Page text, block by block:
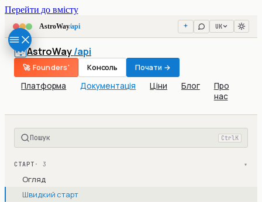
Перейти до вмісту
AstroWay/api UK
AstroWay/api
Платформа Документація Ціни Блог
Про
нас
🚀 Founders' Консоль Почати →
Пошук Ctrl K
СТАРТ · 3 ▾
Огляд
Швидкий старт